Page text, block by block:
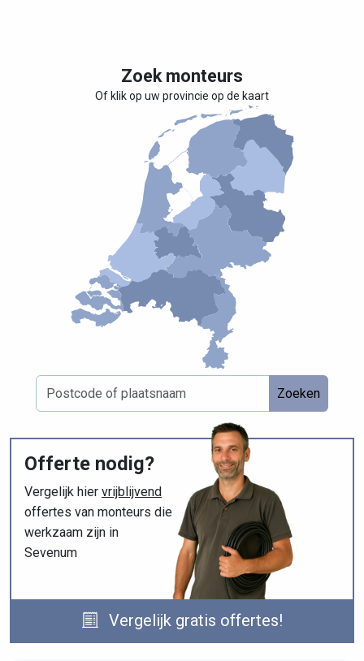
Zoek monteurs
Of klik op uw provincie op de kaart
Zoeken
Offerte nodig?
Vergelijk hier vrijblijvend
offertes van monteurs die
werkzaam zijn in
Sevenum
Vergelijk gratis offertes!